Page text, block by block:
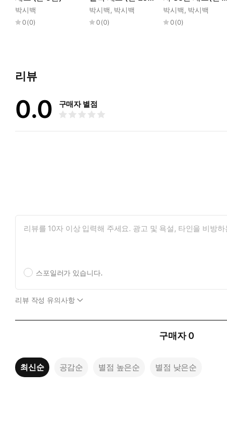
박시백
0(0)
권)
박시백, 박시백
0(0)
권)
박시백, 박시백
0(0)
리뷰
0.0 구매자 별점
스포일러가 있습니다.
리뷰 작성 유의사항
구매자 0
최신순 공감순 별점 높은순 별점 낮은순